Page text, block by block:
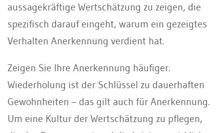
aussagekräftige Wertschätzung zu zeigen, die
spezifisch darauf eingeht, warum ein gezeigtes
Verhalten Anerkennung verdient hat.
Zeigen Sie Ihre Anerkennung häufiger.
Wiederholung ist der Schlüssel zu dauerhaften
Gewohnheiten – das gilt auch für Anerkennung.
Um eine Kultur der Wertschätzung zu pflegen,